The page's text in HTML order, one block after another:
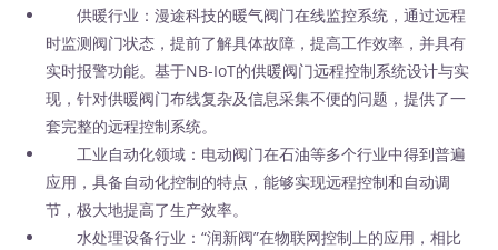
供暖行业：漫途科技的暖气阀门在线监控系统，通过远程
时监测阀门状态，提前了解具体故障，提高工作效率，并具有
实时报警功能。基于NB-IoT的供暖阀门远程控制系统设计与实
现，针对供暖阀门布线复杂及信息采集不便的问题，提供了一
套完整的远程控制系统。
工业自动化领域：电动阀门在石油等多个行业中得到普遍
应用，具备自动化控制的特点，能够实现远程控制和自动调
节，极大地提高了生产效率。
水处理设备行业：“润新阀”在物联网控制上的应用，相比